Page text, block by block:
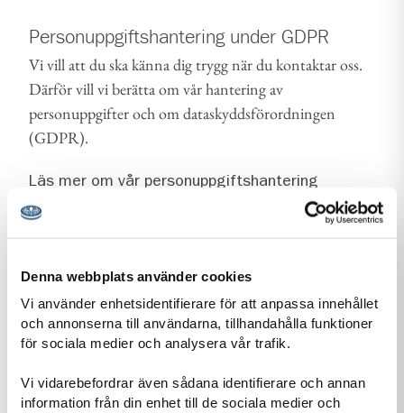
Denna webbplats använder cookies
Vi använder enhetsidentifierare för att anpassa innehållet
och annonserna till användarna, tillhandahålla funktioner
för sociala medier och analysera vår trafik.
Vi vidarebefordrar även sådana identifierare och annan
information från din enhet till de sociala medier och
Personuppgiftshantering under GDPR
Vi vill att du ska känna dig trygg när du kontaktar oss.
Därför vill vi berätta om vår hantering av
personuppgifter och om dataskyddsförordningen
(GDPR).
Läs mer om vår personuppgiftshantering
Information-personuppgiftshantering-Scoutnet.pdf (PDF 129 KB)
Kontaktuppgifter
Adressadress för Östersund Frösö Scoutkår